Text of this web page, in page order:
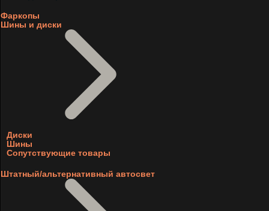
Фаркопы
Шины и диски
Диски
Шины
Сопутствующие товары
Штатный/альтернативный автосвет